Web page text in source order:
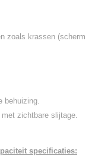
zoals krassen (scherm
behuizing.
zichtbare slijtage.
specificaties: